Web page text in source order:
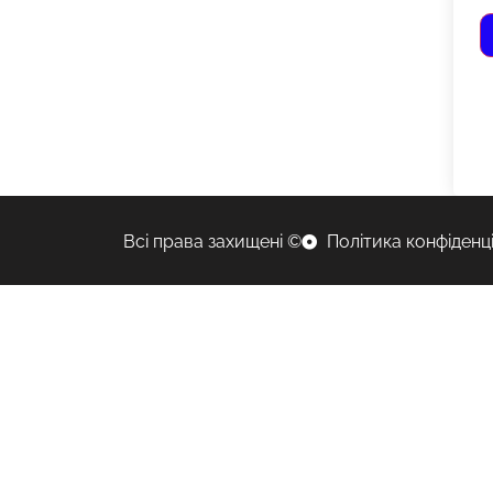
Всі права захищені © Політика